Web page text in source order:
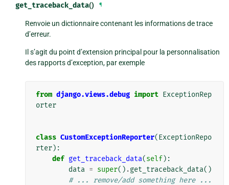
get_traceback_data() ¶
Renvoie un dictionnaire contenant les informations de trace
d’erreur.
Il s’agit du point d’extension principal pour la personnalisation
des rapports d’exception, par exemple
from django.views.debug import ExceptionRep
orter
class CustomExceptionReporter(ExceptionRepo
rter):
def get_traceback_data(self):
data = super() .get_traceback_data()
# ... remove/add something here ...